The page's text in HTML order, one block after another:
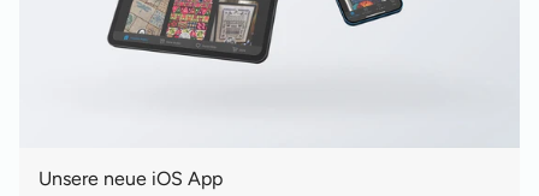
Unsere neue iOS App